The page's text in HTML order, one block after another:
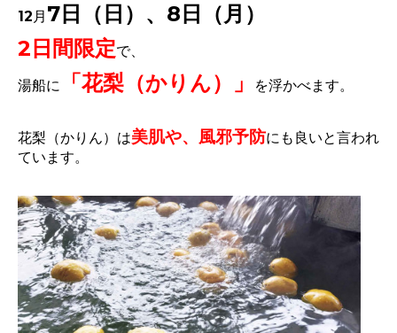
12月 7日（日）、8日（月）
2日間限定で、
湯船に 「花梨（かりん）」 を浮かべます。
花梨（かりん）は美肌や、風邪予防にも良いと言われ
ています。